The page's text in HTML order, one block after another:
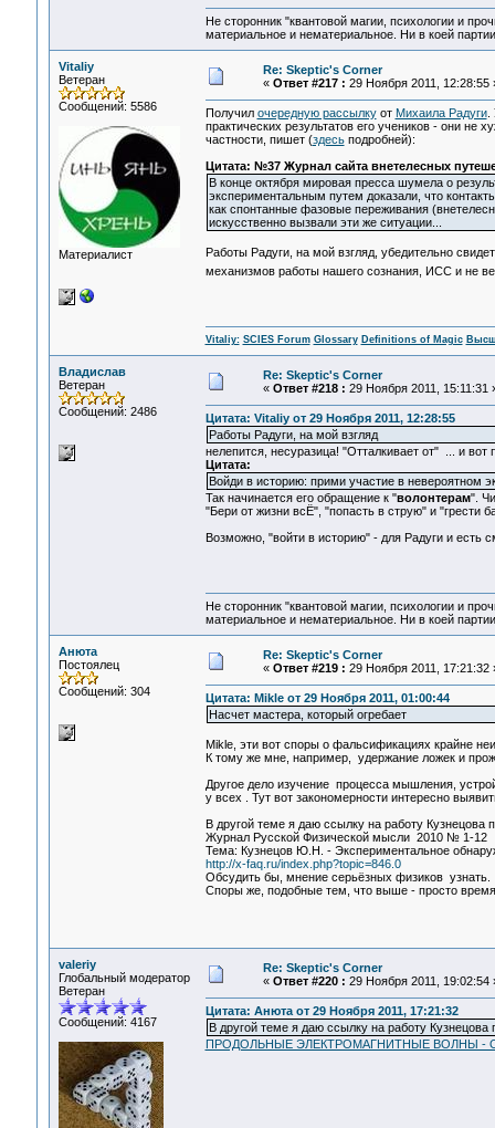
Не сторонник "квантовой магии, психологии и
материальное и нематериальное. Ни в коей
Vitaliy
Ветеран
Сообщений: 5586
Материалист
Re: Skeptic's Corner
« Ответ #217 : 29 Ноября 2011, 12:28:55
Получил очередную рассылкуот Михаила Радуги.
практических результатов его учеников - они не
частности, пишет (здесьподробней):
Цитата: №37 Журнал сайта внетелесных
В конце октября мировая пресса шумела о
экспериментальным путем доказали, что
как спонтанные фазовые переживания
искусственно вызвали эти же ситуации...
Работы Радуги, на мой взгляд, убедительно
механизмов работы нашего сознания, ИСС и не
Vitaliy: SCIES Forum Glossary Definitions of Magic
Владислав
Ветеран
Сообщений: 2486
Re: Skeptic's Corner
« Ответ #218 : 29 Ноября 2011, 15:11:31
Цитата: Vitaliy от 29 Ноября 2011, 12:28:55
Работы Радуги, на мой взгляд
нелепится, несуразица! "Отталкивает от" ... и вот
Цитата:
Войди в историю: прими участие в невероятном
Так начинается его обращение к "волонтерам".
"Бери от жизни всЁ", "попасть в струю" и "грести
Возможно, "войти в историю" - для Радуги и есть
Не сторонник "квантовой магии, психологии и
материальное и нематериальное. Ни в коей
Анюта
Постоялец
Сообщений: 304
Re: Skeptic's Corner
« Ответ #219 : 29 Ноября 2011, 17:21:32
Цитата: Mikle от 29 Ноября 2011, 01:00:44
Насчет мастера, который огребает
Mikle, эти вот споры о фальсификациях крайне
К тому же мне, например, удержание ложек и
Другое дело изучение процесса мышления,
у всех . Тут вот закономерности интересно
В другой теме я даю ссылку на работу
Журнал Русской Физической мысли 2010 № 1-12
Тема: Кузнецов Ю.Н. - Экспериментальное
http://x-faq.ru/index.php?topic=846.0
Обсудить бы, мнение серьёзных физиков узнать.
Споры же, подобные тем, что выше - просто
valeriy
Глобальный модератор
Ветеран
Сообщений: 4167
Re: Skeptic's Corner
« Ответ #220 : 29 Ноября 2011, 19:02:54
Цитата: Анюта от 29 Ноября 2011, 17:21:32
В другой теме я даю ссылку на работу
ПРОДОЛЬНЫЕ ЭЛЕКТРОМАГНИТНЫЕ ВОЛНЫ -